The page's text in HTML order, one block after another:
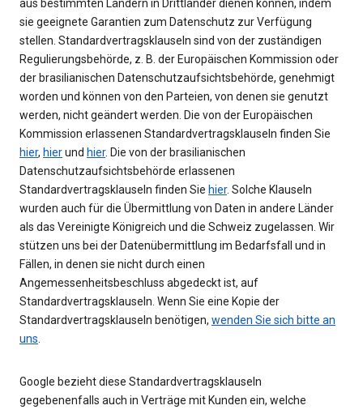
aus bestimmten Ländern in Drittländer dienen können, indem
sie geeignete Garantien zum Datenschutz zur Verfügung
stellen. Standardvertragsklauseln sind von der zuständigen
Regulierungsbehörde, z. B. der Europäischen Kommission oder
der brasilianischen Datenschutzaufsichtsbehörde, genehmigt
worden und können von den Parteien, von denen sie genutzt
werden, nicht geändert werden. Die von der Europäischen
Kommission erlassenen Standardvertragsklauseln finden Sie
hier, hierund hier. Die von der brasilianischen
Datenschutzaufsichtsbehörde erlassenen
Standardvertragsklauseln finden Sie hier. Solche Klauseln
wurden auch für die Übermittlung von Daten in andere Länder
als das Vereinigte Königreich und die Schweiz zugelassen. Wir
stützen uns bei der Datenübermittlung im Bedarfsfall und in
Fällen, in denen sie nicht durch einen
Angemessenheitsbeschluss abgedeckt ist, auf
Standardvertragsklauseln. Wenn Sie eine Kopie der
Standardvertragsklauseln benötigen, wenden Sie sich bitte an
uns.
Google bezieht diese Standardvertragsklauseln
gegebenenfalls auch in Verträge mit Kunden ein, welche